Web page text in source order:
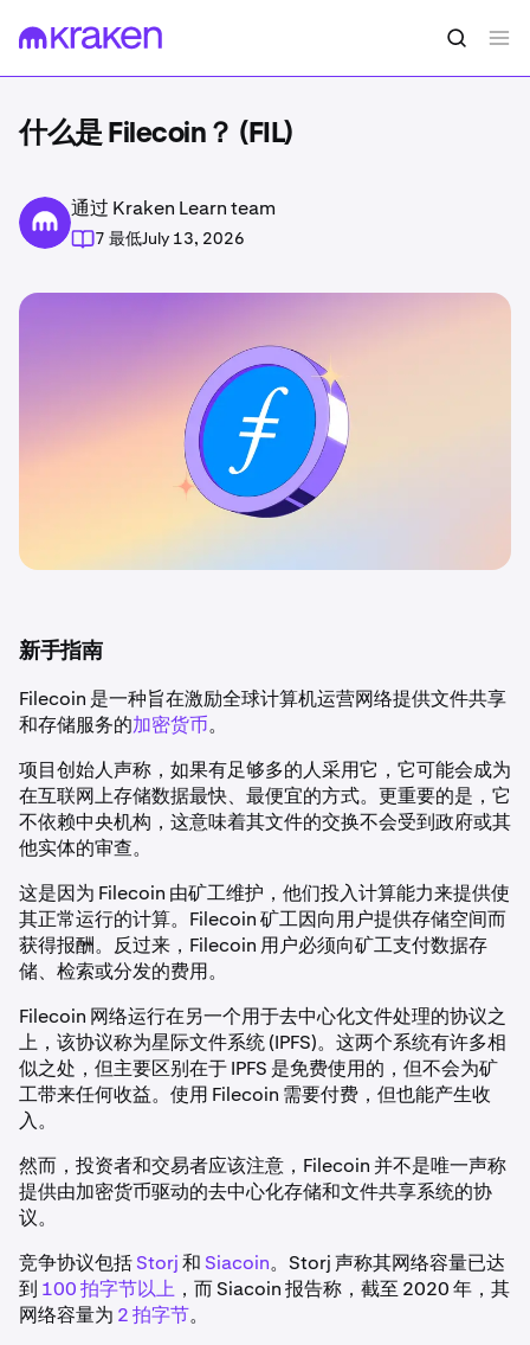
什么是 Filecoin？ (FIL)
通过 Kraken Learn team
7 最低July 13, 2026
新手指南
Filecoin 是一种旨在激励全球计算机运营网络提供文件共享
和存储服务的加密货币。
项目创始人声称，如果有足够多的人采用它，它可能会成为
在互联网上存储数据最快、最便宜的方式。更重要的是，它
不依赖中央机构，这意味着其文件的交换不会受到政府或其
他实体的审查。
这是因为 Filecoin 由矿工维护，他们投入计算能力来提供使
其正常运行的计算。Filecoin 矿工因向用户提供存储空间而
获得报酬。反过来，Filecoin 用户必须向矿工支付数据存
储、检索或分发的费用。
Filecoin 网络运行在另一个用于去中心化文件处理的协议之
上，该协议称为星际文件系统 (IPFS)。这两个系统有许多相
似之处，但主要区别在于 IPFS 是免费使用的，但不会为矿
工带来任何收益。使用 Filecoin 需要付费，但也能产生收
入。
然而，投资者和交易者应该注意，Filecoin 并不是唯一声称
提供由加密货币驱动的去中心化存储和文件共享系统的协
议。
竞争协议包括Storj和 Siacoin。Storj 声称其网络容量已达
到 100 拍字节以上 ，而 Siacoin 报告称，截至 2020 年，其
网络容量为 2 拍字节。